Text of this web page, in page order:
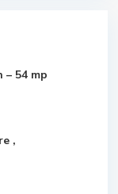
54 mp
,